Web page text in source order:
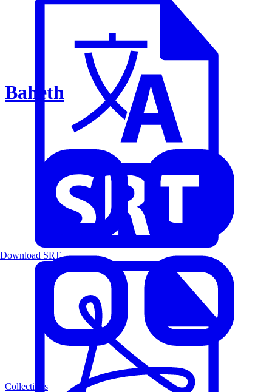
Baheth
Collections
Download SRT